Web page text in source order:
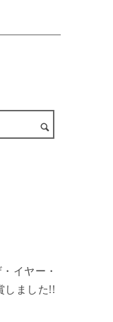
イヤー・
しました!!